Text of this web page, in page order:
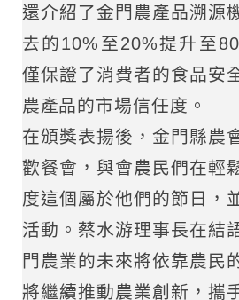
還介紹了金門農產品溯源
去的10%至20%提升至
僅保證了消費者的食品安
農產品的市場信任度。
在頒獎表揚後，金門縣農
歡餐會，與會農民們在輕
度這個屬於他們的節日，
活動。蔡水游理事長在結
門農業的未來將依靠農民
將繼續推動農業創新，攜